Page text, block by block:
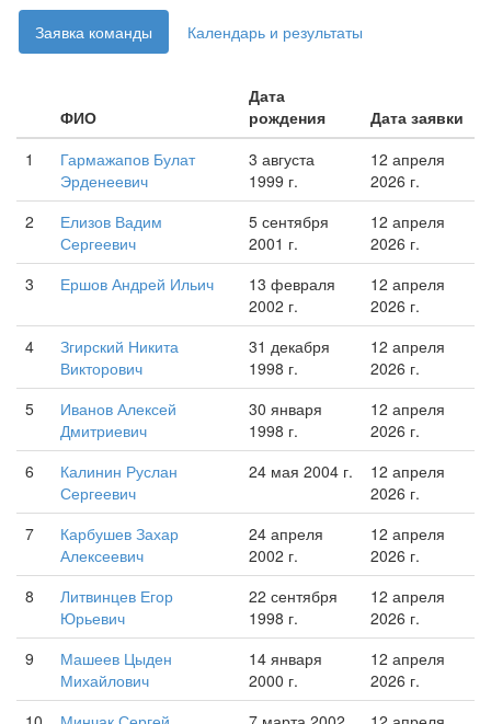
Заявка команды
Календарь и результаты
ФИО
Дата
рождения
Дата заявки
1
Гармажапов Булат
Эрденеевич
3 августа
1999 г.
12 апреля
2026 г.
2
Елизов Вадим
Сергеевич
5 сентября
2001 г.
12 апреля
2026 г.
3
Ершов Андрей Ильич
13 февраля
2002 г.
12 апреля
2026 г.
4
Згирский Никита
Викторович
31 декабря
1998 г.
12 апреля
2026 г.
5
Иванов Алексей
Дмитриевич
30 января
1998 г.
12 апреля
2026 г.
6
Калинин Руслан
Сергеевич
24 мая 2004 г.
12 апреля
2026 г.
7
Карбушев Захар
Алексеевич
24 апреля
2002 г.
12 апреля
2026 г.
8
Литвинцев Егор
Юрьевич
22 сентября
1998 г.
12 апреля
2026 г.
9
Машеев Цыден
Михайлович
14 января
2000 г.
12 апреля
2026 г.